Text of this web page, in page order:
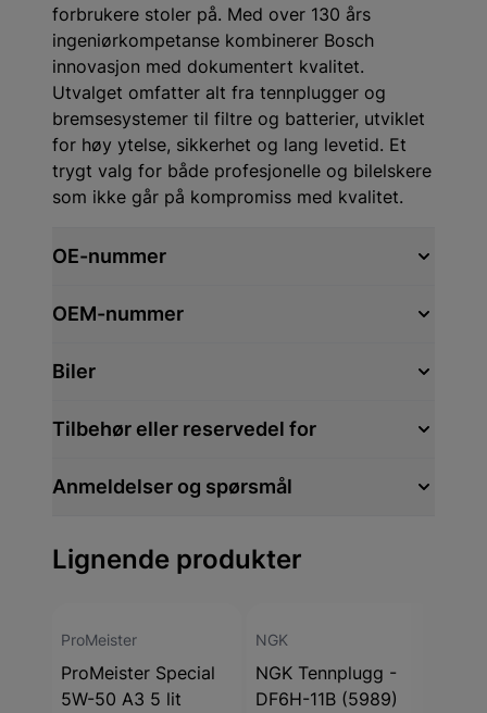
forbrukere stoler på. Med over 130 års
ingeniørkompetanse kombinerer Bosch
innovasjon med dokumentert kvalitet.
Utvalget omfatter alt fra tennplugger og
bremsesystemer til filtre og batterier, utviklet
for høy ytelse, sikkerhet og lang levetid. Et
trygt valg for både profesjonelle og bilelskere
som ikke går på kompromiss med kvalitet.
OE-nummer
OEM-nummer
Biler
Tilbehør eller reservedel for
Anmeldelser og spørsmål
Lignende produkter
ProMeister
ProMeister Special
5W-50 A3 5 lit
NGK
NGK Tennplugg -
DF6H-11B (5989)